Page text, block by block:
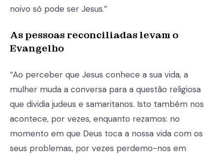
noivo só pode ser Jesus.”
As pessoas reconciliadas levam o
Evangelho
“Ao perceber que Jesus conhece a sua vida, a
mulher muda a conversa para a questão religiosa
que dividia judeus e samaritanos. Isto também nos
acontece, por vezes, enquanto rezamos: no
momento em que Deus toca a nossa vida com os
seus problemas, por vezes perdemo-nos em